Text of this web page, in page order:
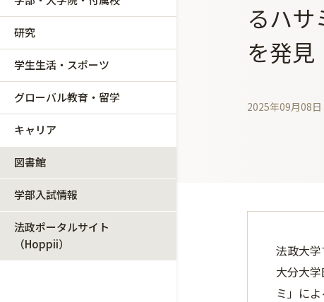
研究
学生生活・スポーツ
グローバル教育・留学
キャリア
図書館
学部入試情報
法政ポータルサイト
（Hoppii）
るハ
を発見
2025年09月08日
法政大
大分大
ミ」に